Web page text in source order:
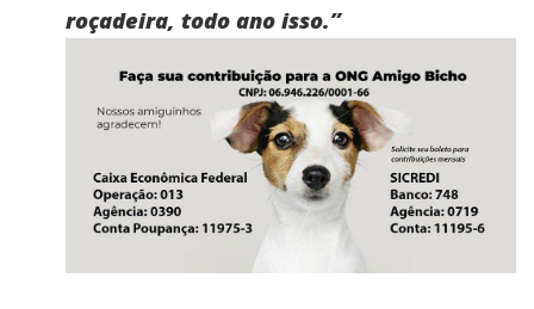
roçadeira, todo ano isso.”